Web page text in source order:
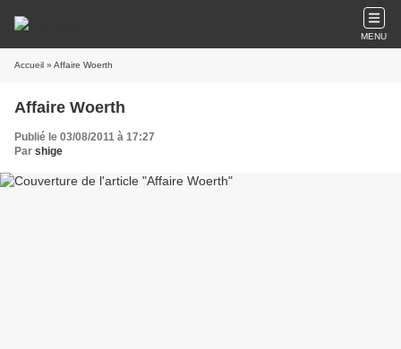
MENU
Accueil » Affaire Woerth
Affaire Woerth
Publié le 03/08/2011 à 17:27
Par shige